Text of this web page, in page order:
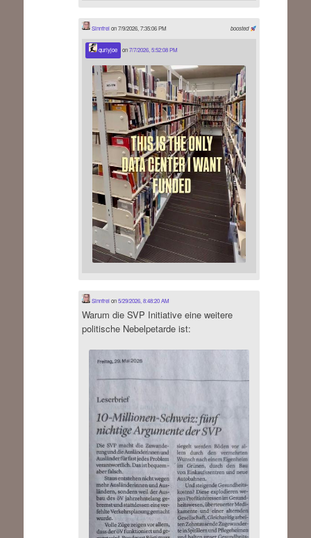
boosted
Sinnfreion 7/9/2026, 7:35:06 PM
qurlyjoe on7/7/2026, 5:52:08 PM
Sinnfreion5/29/2026, 8:48:20 AM
Warum die SVP Initiative eine weitere
politische Nebelpetarde ist: